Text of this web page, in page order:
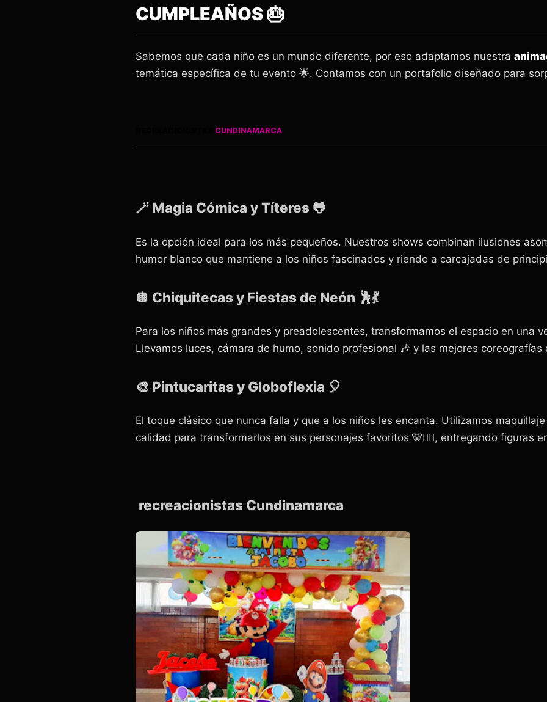
CUMPLEAÑOS 🎂
Sabemos que cada niño es un mundo diferente, por eso adaptamos nuestra
temática específica de tu evento 🌟. Contamos con un portafolio diseñado para
CUNDINAMARCA
🪄 Magia Cómica y Títeres 🐸
Es la opción ideal para los más pequeños. Nuestros shows combinan ilusiones
humor blanco que mantiene a los niños fascinados y riendo a carcajadas de
🪩 Chiquitecas y Fiestas de Neón 🕺💃
Para los niños más grandes y preadolescentes, transformamos el espacio en una
Llevamos luces, cámara de humo, sonido profesional 🎶 y las mejores coreografías
🎨 Pintucaritas y Globoflexia 🎈
El toque clásico que nunca falla y que a los niños les encanta. Utilizamos
calidad para transformarlos en sus personajes favoritos 🐯🦸‍♀️, entregando figuras
recreacionistas Cundinamarca